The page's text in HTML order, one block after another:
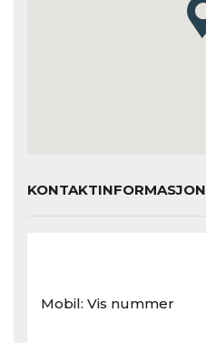
KONTAKTINFORMASJON
Mobil: Vis nummer